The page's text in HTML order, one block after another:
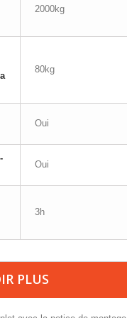
2000kg
80kg
Oui
Oui
3h
PLUS